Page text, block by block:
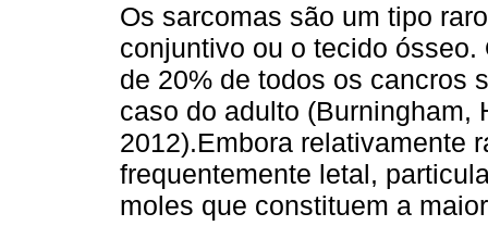
Os sarcomas são um tipo
conjuntivo ou o tecido
de 20% de todos os cancros
caso do adulto (Burningham,
2012).Embora relativamente
frequentemente letal,
moles que constituem a